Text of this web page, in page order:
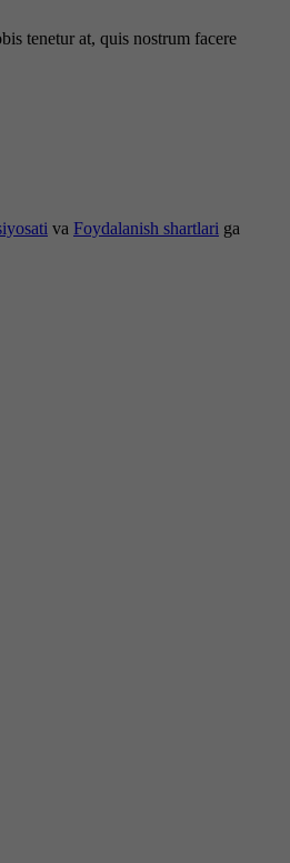
tenetur at, quis nostrum facere
va Foydalanish shartlari ga